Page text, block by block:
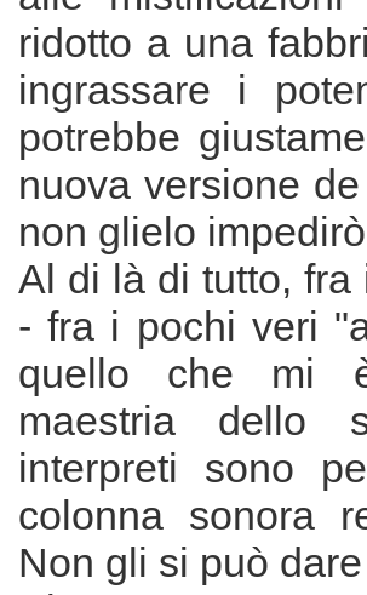
ridotto a una
ingrassare i
potrebbe
nuova versione
non glielo
Al di là di tutto,
- fra i pochi veri
quello che mi
maestria dello
interpreti sono
colonna sonora
Non gli si può